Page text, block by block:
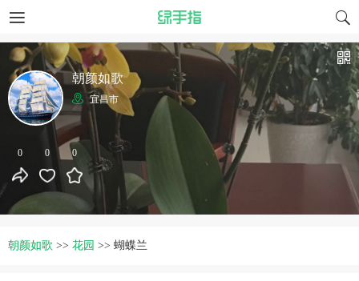
0 0 0
朝颜如歌
宜昌市
朝颜如歌 >> 花园 >> 蝴蝶兰